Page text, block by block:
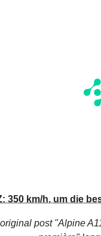
350 km/h, um die
post "Alpine